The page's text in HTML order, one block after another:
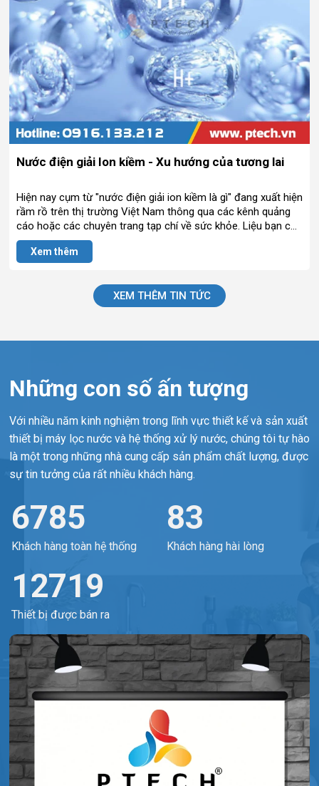
Nước điện giải Ion kiềm - Xu hướng của tương lai
Hiện nay cụm từ "nước điện giải ion kiềm là gì" đang xuất hiện
rầm rồ trên thị trường Việt Nam thông qua các kênh quảng
cáo hoặc các chuyên trang tạp chí về sức khỏe. Liệu bạn có
biết cụ thể cụm từ này là gì và nó có những công dụng, nguy
hiểm nào không? Hôm nay các bạn hãy cùng Thế Giới Điện
Xem thêm
XEM THÊM TIN TỨC
Những con số ấn tượng
Với nhiều năm kinh nghiệm trong lĩnh vực thiết kế và sản xuất
thiết bị máy lọc nước và hệ thống xử lý nước, chúng tôi tự hào
là một trong những nhà cung cấp sản phẩm chất lượng, được
sự tin tưởng của rất nhiều khách hàng.
8000+
Khách hàng toàn hệ thống
98%
Khách hàng hài lòng
15000+
Thiết bị được bán ra